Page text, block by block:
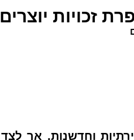
זכויות יוצרים
וחדשנות. אך